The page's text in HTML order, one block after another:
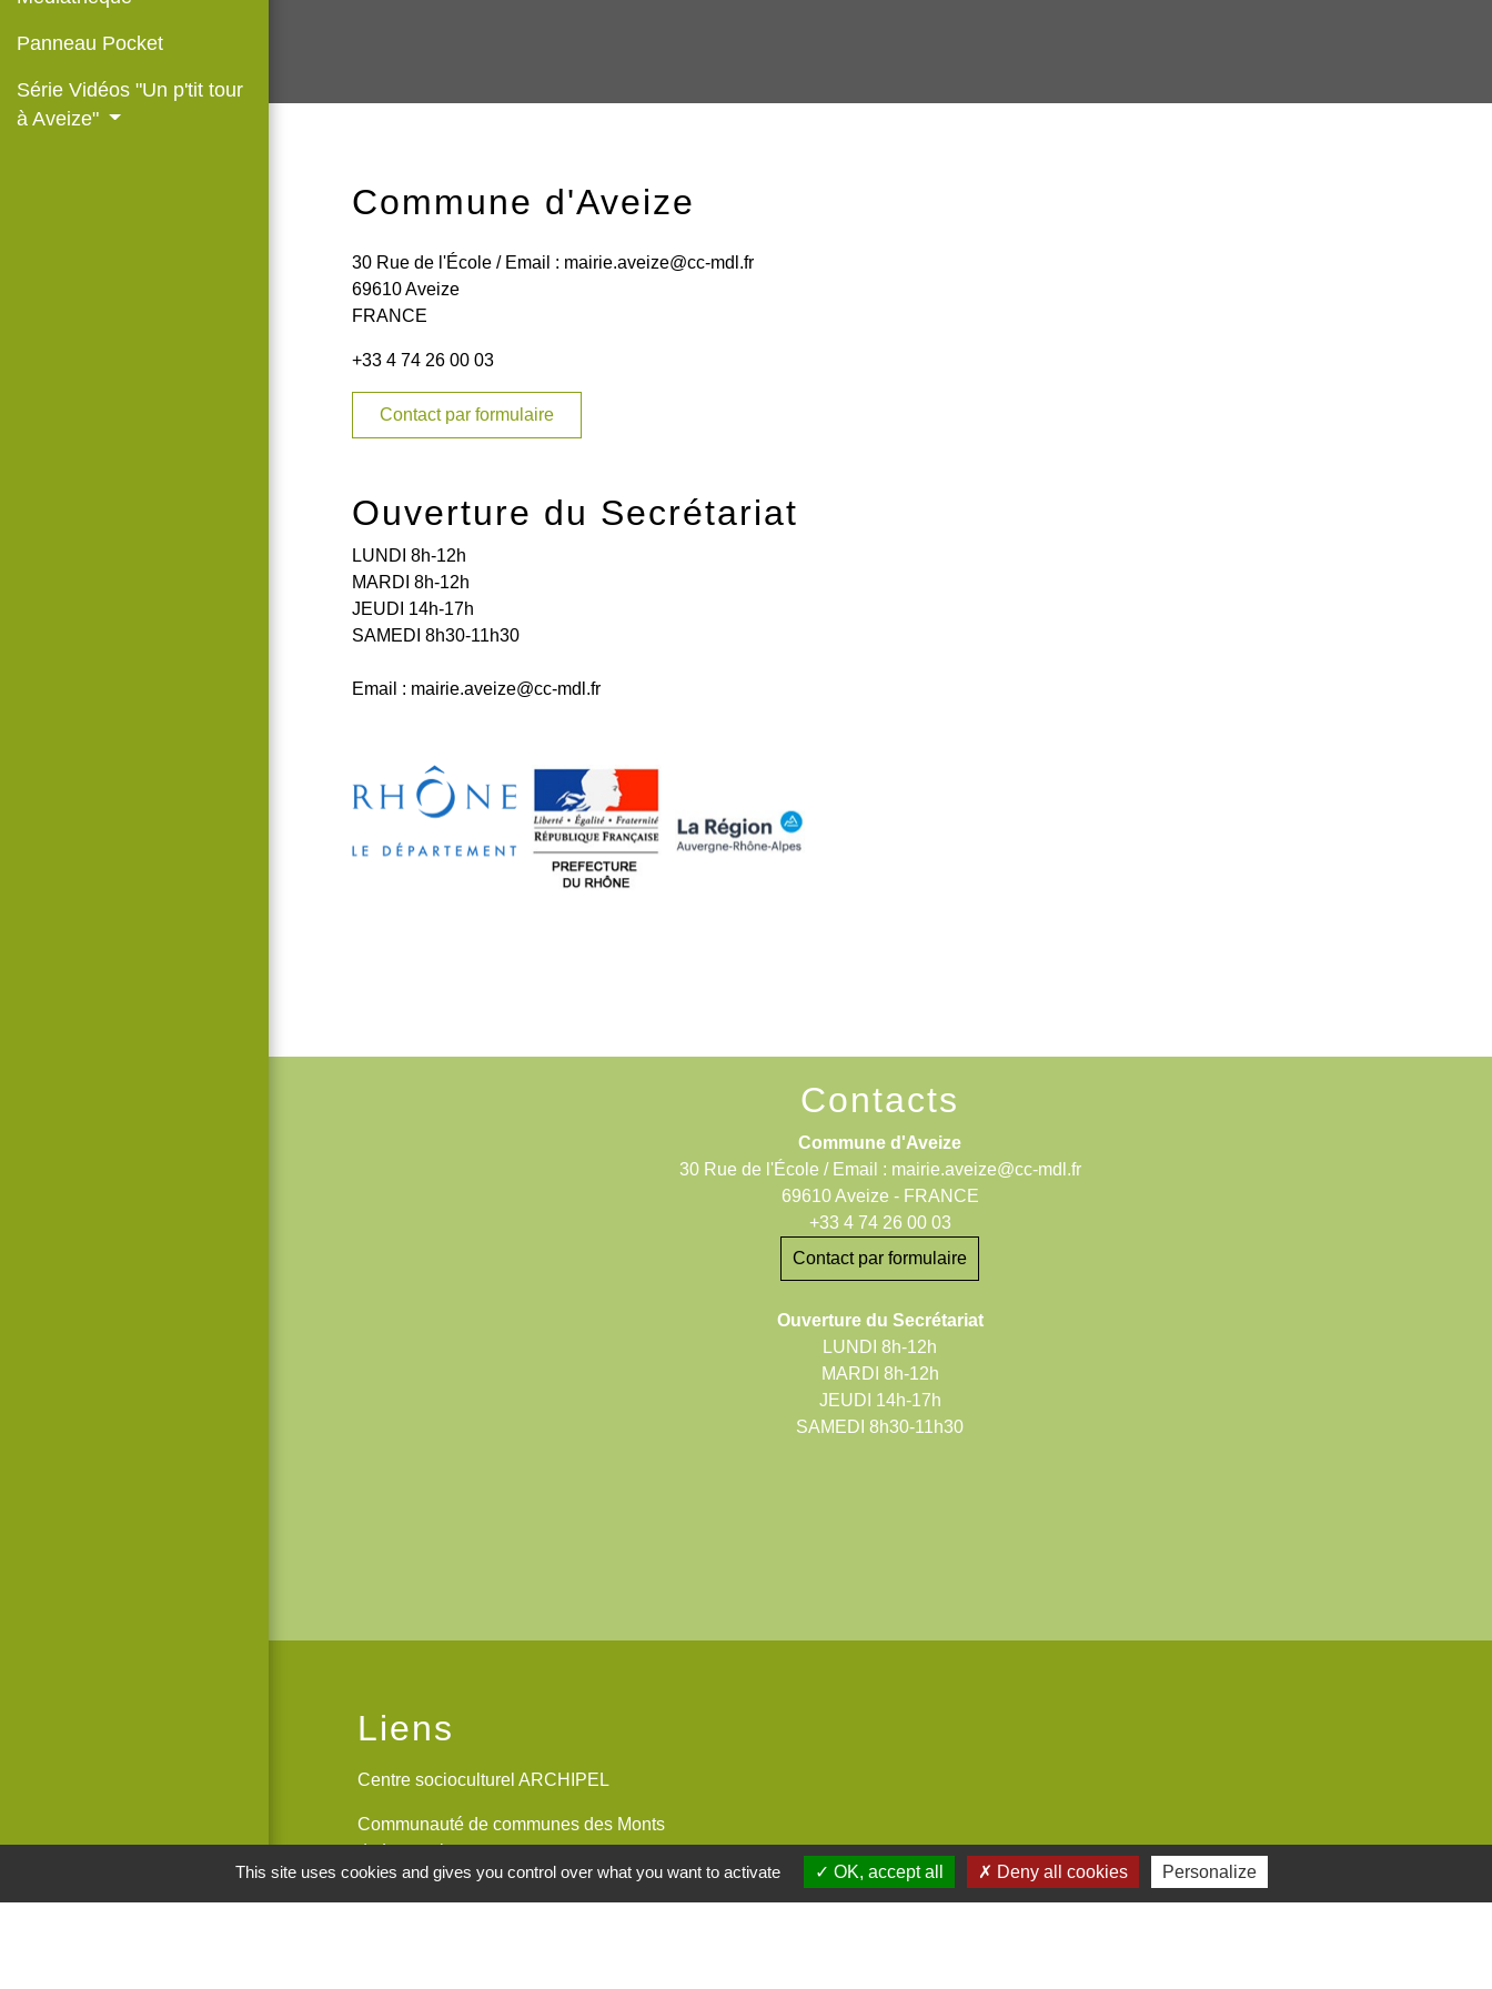
Panneau Pocket
Série Vidéos "Un p'tit tour
à Aveize"
Commune d'Aveize
30 Rue de l'École / Email : mairie.aveize@cc-mdl.fr
69610 Aveize
FRANCE
+33 4 74 26 00 03
Contact par formulaire
Ouverture du Secrétariat
LUNDI 8h-12h
MARDI 8h-12h
JEUDI 14h-17h
SAMEDI 8h30-11h30
Email : mairie.aveize@cc-mdl.fr
Contacts
Commune d'Aveize
30 Rue de l'École / Email : mairie.aveize@cc-mdl.fr
69610 Aveize - FRANCE
+33 4 74 26 00 03
Contact par formulaire
Ouverture du Secrétariat
LUNDI 8h-12h
MARDI 8h-12h
JEUDI 14h-17h
SAMEDI 8h30-11h30
Liens
Centre socioculturel ARCHIPEL
Communauté de communes des Monts
du Lyonnais
This site uses cookies and gives you control over what you want to activate OK, accept all Deny all cookies Personalize